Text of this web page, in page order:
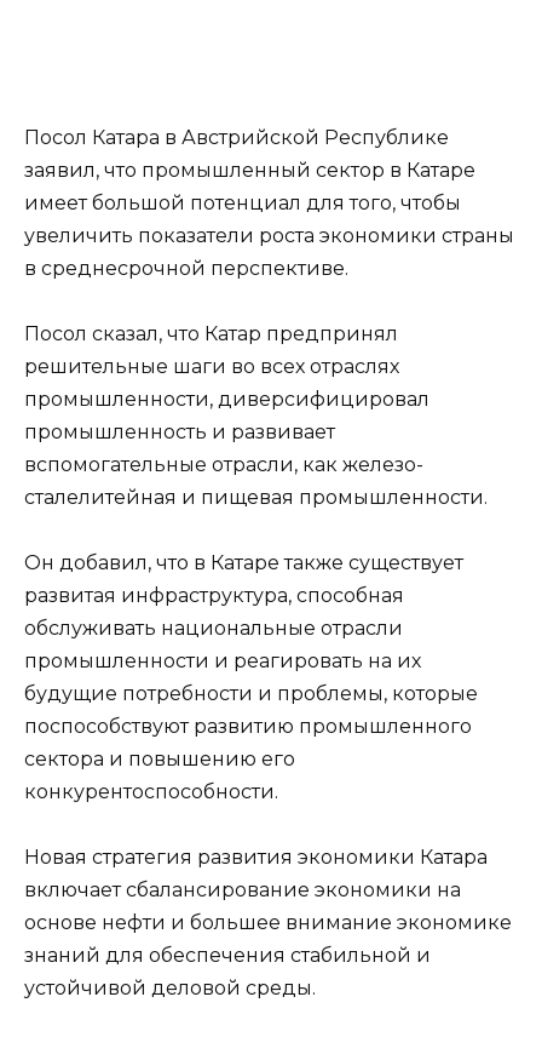
Посол Катара в Австрийской Республике
заявил, что промышленный сектор в Катаре
имеет большой потенциал для того, чтобы
увеличить показатели роста экономики страны
в среднесрочной перспективе.
Посол сказал, что Катар предпринял
решительные шаги во всех отраслях
промышленности, диверсифицировал
промышленность и развивает
вспомогательные отрасли, как железо-
сталелитейная и пищевая промышленности.
Он добавил, что в Катаре также существует
развитая инфраструктура, способная
обслуживать национальные отрасли
промышленности и реагировать на их
будущие потребности и проблемы, которые
поспособствуют развитию промышленного
сектора и повышению его
конкурентоспособности.
Новая стратегия развития экономики Катара
включает сбалансирование экономики на
основе нефти и большее внимание экономике
знаний для обеспечения стабильной и
устойчивой деловой среды.